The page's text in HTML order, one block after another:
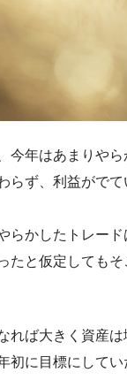
今年はあまりや
らず、利益がでて
らかしたトレー
たと仮定しても
れば大きく資産
初に目標にして